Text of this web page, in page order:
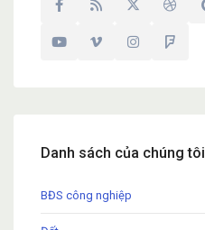
Danh sách của chúng tôi
BĐS công nghiệp